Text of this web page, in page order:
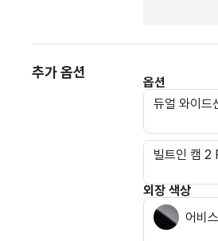
추가 옵션
옵션
듀얼 와이드
빌트인 캠 2
외장 색상
어비